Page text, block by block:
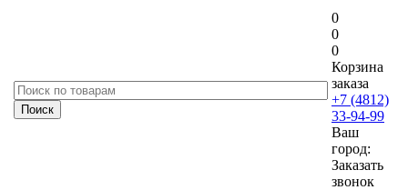
0
0
0
Корзина
заказа
+7 (4812)
33-94-99
Ваш
город:
Заказать
звонок